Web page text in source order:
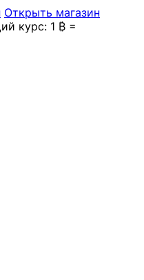
Открыть магазин
курс: 1 ₿ =